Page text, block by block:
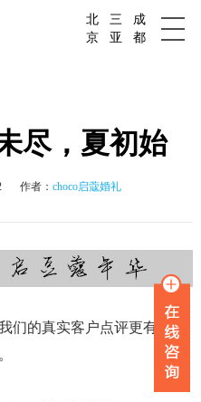
北
京
三
亚
成
都
尽，夏初始
作者：choco启蔻婚礼
们的真实客户点评更有说服